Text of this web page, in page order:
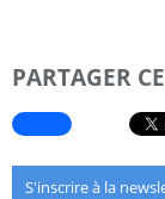
PARTAGER
S'inscrire à la